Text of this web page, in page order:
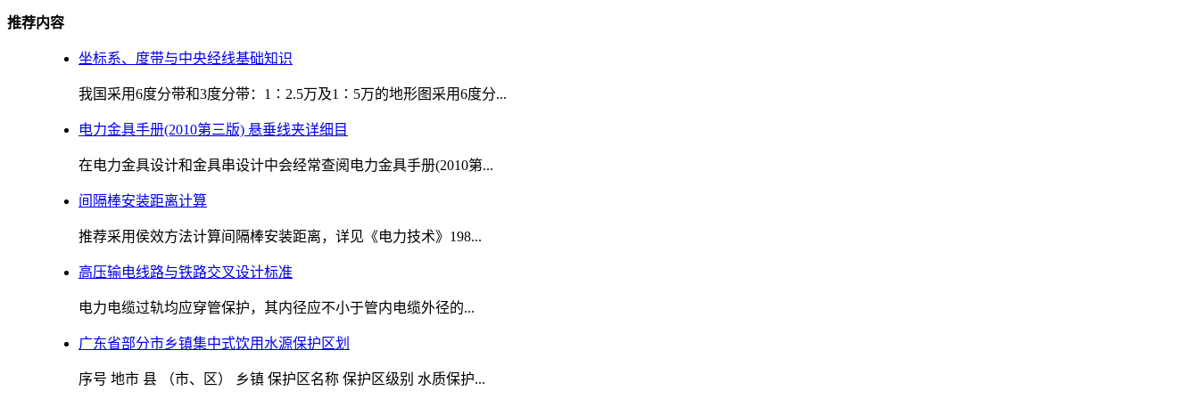
推荐内容
坐标系、度带与中央经线基础知识
我国采用6度分带和3度分带：1∶2.5万及1∶5万的地形图采用6度分...
电力金具手册(2010第三版) 悬垂线夹详细目
在电力金具设计和金具串设计中会经常查阅电力金具手册(2010第...
间隔棒安装距离计算
推荐采用侯效方法计算间隔棒安装距离，详见《电力技术》198...
高压输电线路与铁路交叉设计标准
电力电缆过轨均应穿管保护，其内径应不小于管内电缆外径的...
广东省部分市乡镇集中式饮用水源保护区划
序号 地市 县 （市、区） 乡镇 保护区名称 保护区级别 水质保护...